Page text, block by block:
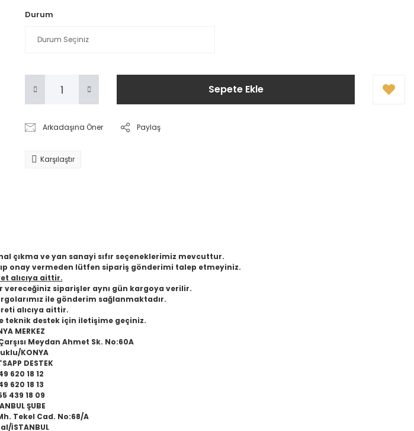
Durum
Sepete Ekle
Arkadaşına Öner Paylaş
Karşılaştır
çıkma ve yan sanayi sıfır seçeneklerimiz mevcuttur.
onay vermeden lütfen sipariş gönderimi talep etmeyiniz.
alıcıya aittir.
vereceğiniz siparişler aynı gün kargoya verilir.
ile gönderim sağlanmaktadır.
alıcıya aittir.
teknik destek için iletişime geçiniz.
MERKEZ
Meydan Ahmet Sk. No:60A
KONYA
DESTEK
620 18 12
620 18 13
439 18 09
ŞUBE
Tekel Cad. No:68/A
İSTANBUL